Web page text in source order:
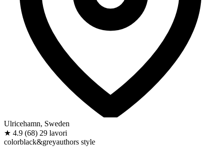
Ulricehamn, Sweden
★ 4.9 (68) 29 lavori
colorblack&greyauthors style